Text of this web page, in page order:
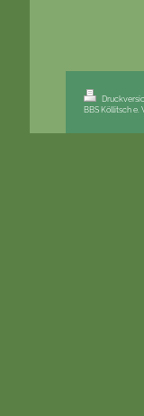
BBS Köllitsch e.